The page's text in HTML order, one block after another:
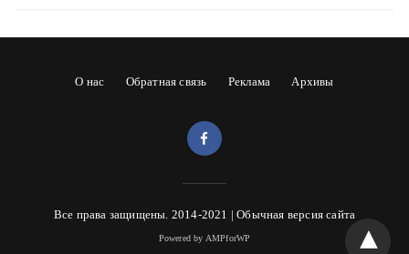
О нас Обратная связь Реклама Архивы
Все права защищены. 2014-2021 |Обычная версия сайта
Powered by AMPforWP